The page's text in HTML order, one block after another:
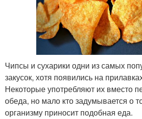
Чипсы и сухарики одни из самых
закусок, хотя появились на
Некоторые употребляют их вместо
обеда, но мало кто задумывается о
организму приносит подобная еда.